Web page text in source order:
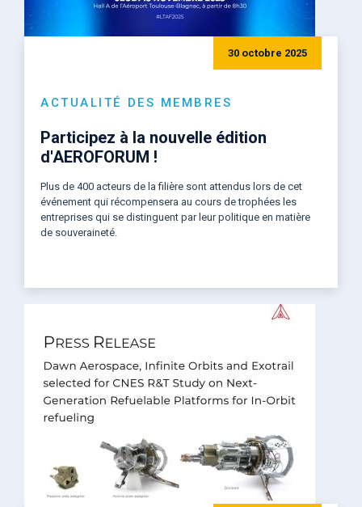
30 octobre 2025
ACTUALITÉ DES MEMBRES
Participez à la nouvelle édition
d'AEROFORUM !
Plus de 400 acteurs de la filière sont attendus lors de cet
événement qui récompensera au cours de trophées les
entreprises qui se distinguent par leur politique en matière
de souveraineté.